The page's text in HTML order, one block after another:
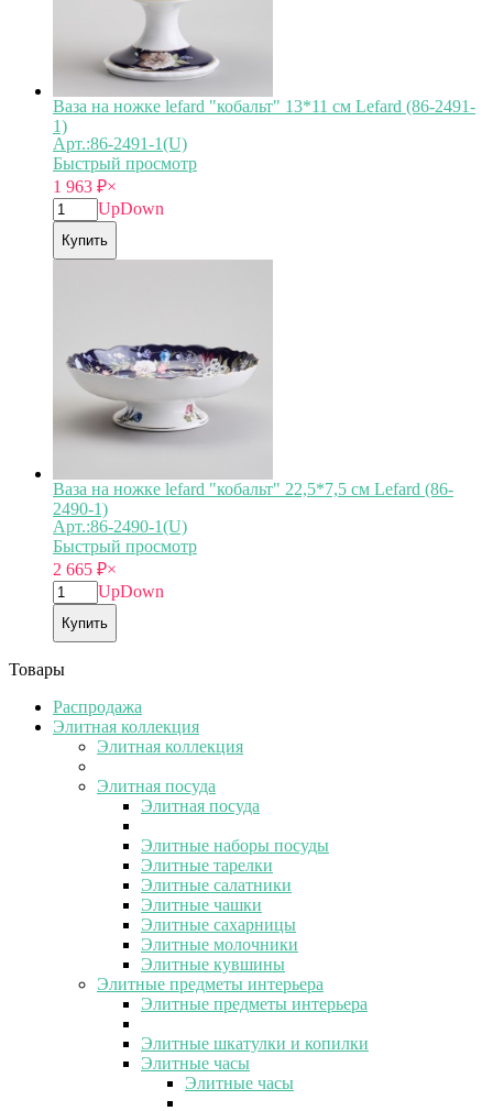
Ваза на ножке lefard "кобальт" 13*11 см Lefard (86-2491-
1)
Арт.:86-2491-1(U)
Быстрый просмотр
1 963 ₽×
UpDown
Купить
Ваза на ножке lefard "кобальт" 22,5*7,5 см Lefard (86-
2490-1)
Арт.:86-2490-1(U)
Быстрый просмотр
2 665 ₽×
UpDown
Купить
Товары
Распродажа
Элитная коллекция
Элитная коллекция
Элитная посуда
Элитная посуда
Элитные наборы посуды
Элитные тарелки
Элитные салатники
Элитные чашки
Элитные сахарницы
Элитные молочники
Элитные кувшины
Элитные предметы интерьера
Элитные предметы интерьера
Элитные шкатулки и копилки
Элитные часы
Элитные часы